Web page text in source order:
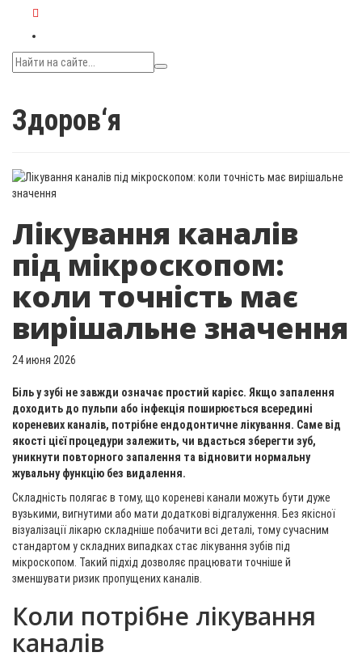
Здоров‘я
Лікування каналів
під мікроскопом:
коли точність має
вирішальне значення
24 июня 2026
Біль у зубі не завжди означає простий карієс. Якщо запалення
доходить до пульпи або інфекція поширюється всередині
кореневих каналів, потрібне ендодонтичне лікування. Саме від
якості цієї процедури залежить, чи вдасться зберегти зуб,
уникнути повторного запалення та відновити нормальну
жувальну функцію без видалення.
Складність полягає в тому, що кореневі канали можуть бути дуже
вузькими, вигнутими або мати додаткові відгалуження. Без якісної
візуалізації лікарю складніше побачити всі деталі, тому сучасним
стандартом у складних випадках стає лікування зубів під
мікроскопом. Такий підхід дозволяє працювати точніше й
зменшувати ризик пропущених каналів.
Коли потрібне лікування
каналів